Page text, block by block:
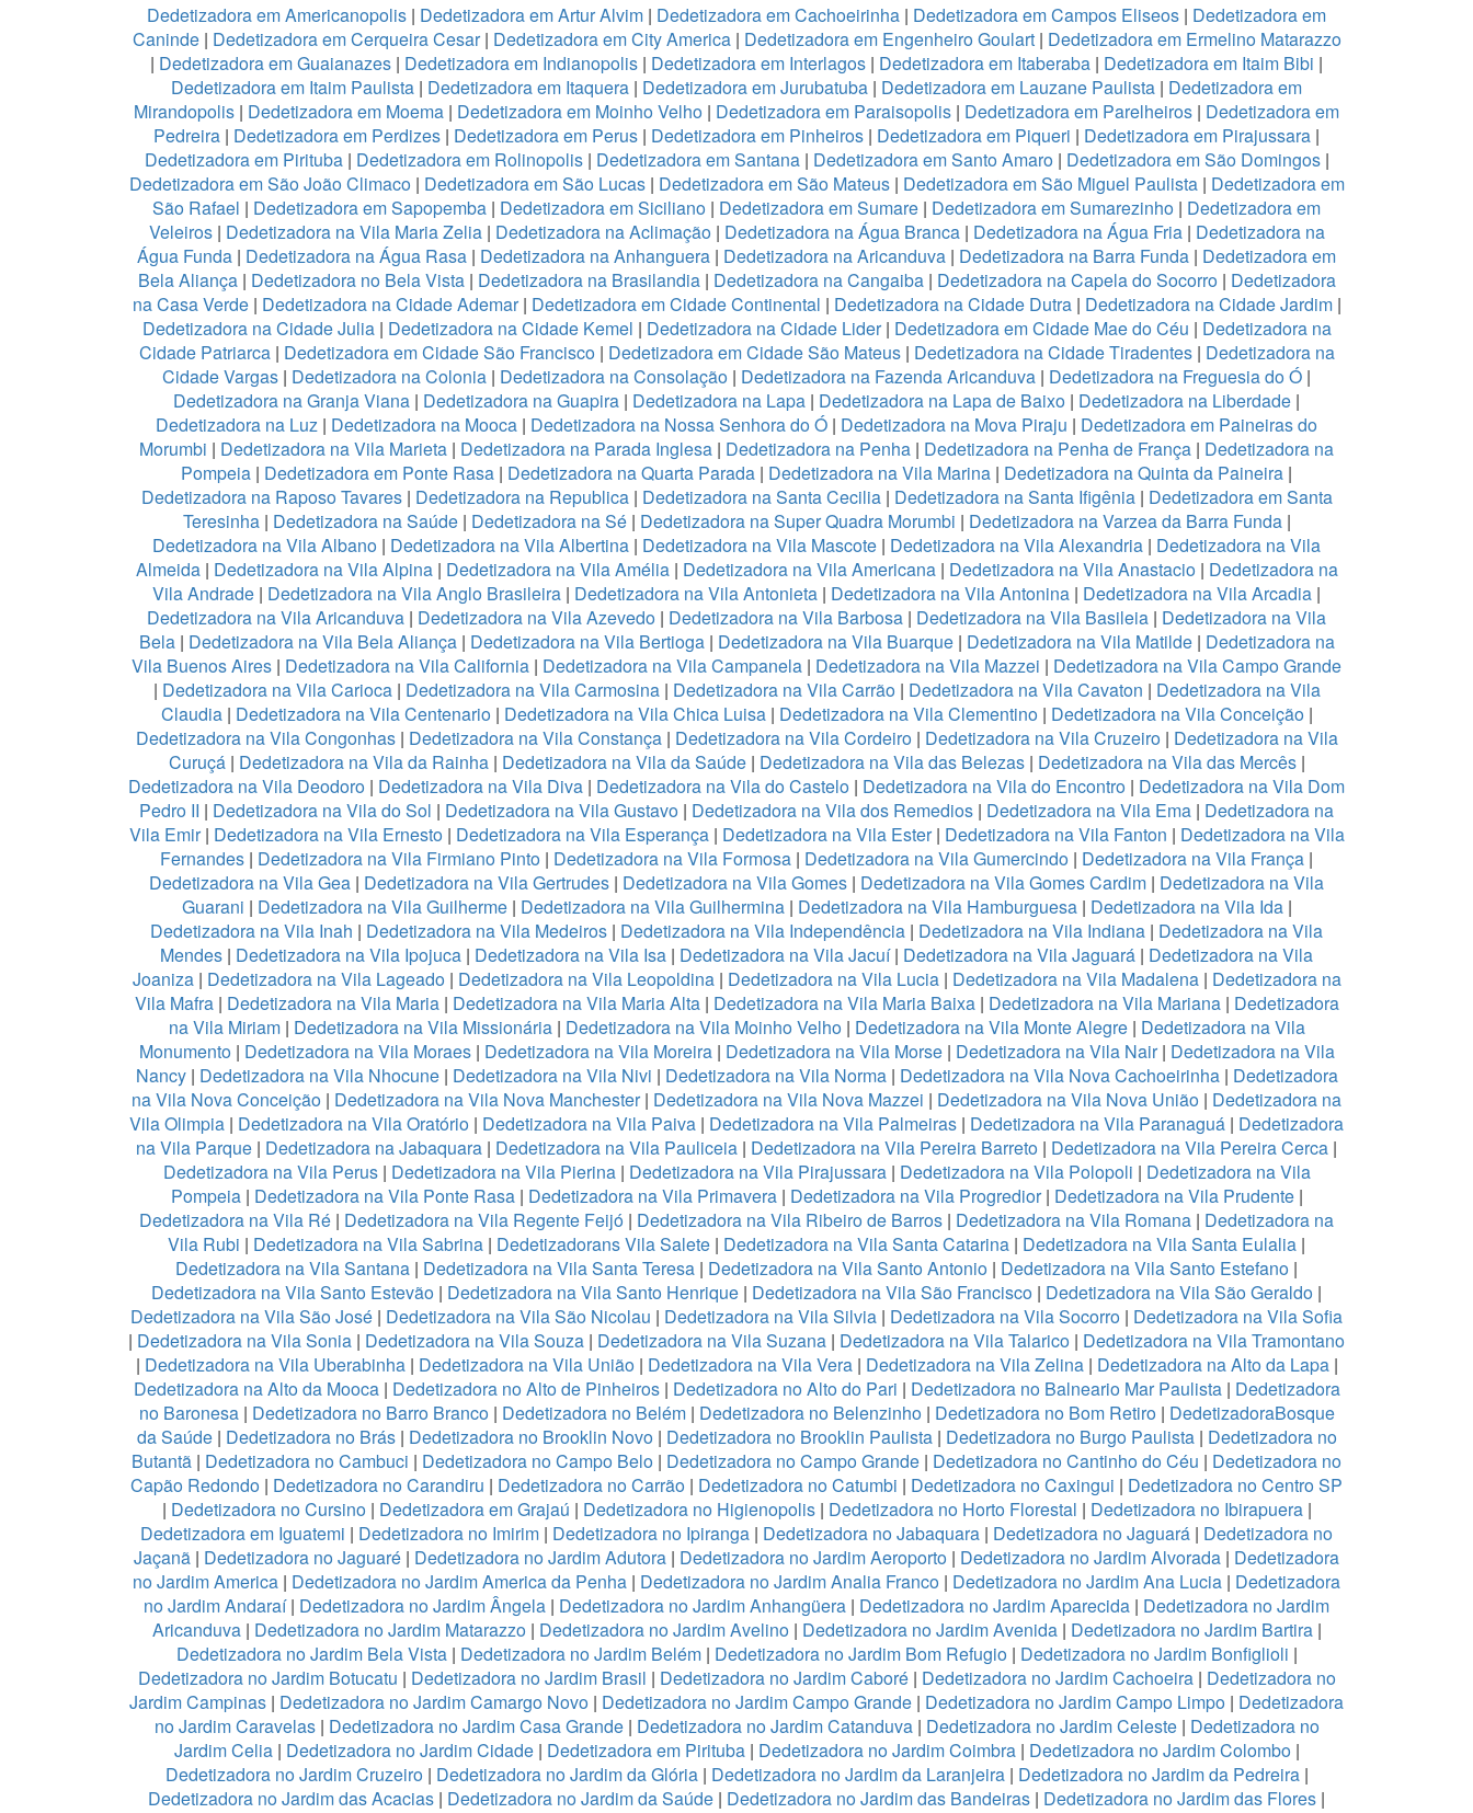
Dedetizadora em Americanopolis | Dedetizadora em Artur Alvim | Dedetizadora em Cachoeirinha | Dedetizadora em Campos Eliseos | Dedetizadora em
Caninde| Dedetizadora em Cerqueira Cesar| Dedetizadora em City America | Dedetizadora em Engenheiro Goulart | Dedetizadora em Ermelino Matarazzo
| Dedetizadora em Guaianazes | Dedetizadora em Indianopolis | Dedetizadora em Interlagos | Dedetizadora em Itaberaba | Dedetizadora em Itaim Bibi |
Dedetizadora em Itaim Paulista | Dedetizadora em Itaquera | Dedetizadora em Jurubatuba | Dedetizadora em Lauzane Paulista | Dedetizadora em
Mirandopolis | Dedetizadora em Moema | Dedetizadora em Moinho Velho | Dedetizadora em Paraisopolis | Dedetizadora em Parelheiros | Dedetizadora em
Pedreira | Dedetizadora em Perdizes | Dedetizadora em Perus | Dedetizadora em Pinheiros | Dedetizadora em Piqueri | Dedetizadora em Pirajussara |
Dedetizadora em Pirituba| Dedetizadora em Rolinopolis| Dedetizadora em Santana| Dedetizadora em Santo Amaro| Dedetizadora em São Domingos|
Dedetizadora em São João Climaco| Dedetizadora em São Lucas| Dedetizadora em São Mateus | Dedetizadora em São Miguel Paulista| Dedetizadora em
São Rafael | Dedetizadora em Sapopemba | Dedetizadora em Siciliano | Dedetizadora em Sumare | Dedetizadora em Sumarezinho | Dedetizadora em
Veleiros| Dedetizadora na Vila Maria Zelia| Dedetizadora na Aclimação| Dedetizadora na Água Branca| Dedetizadora na Água Fria| Dedetizadora na
Água Funda | Dedetizadora na Água Rasa | Dedetizadora na Anhanguera | Dedetizadora na Aricanduva | Dedetizadora na Barra Funda | Dedetizadora em
Bela Aliança | Dedetizadora no Bela Vista| Dedetizadora na Brasilandia| Dedetizadora na Cangaiba| Dedetizadora na Capela do Socorro | Dedetizadora
na Casa Verde| Dedetizadora na Cidade Ademar| Dedetizadora em Cidade Continental | Dedetizadora na Cidade Dutra | Dedetizadora na Cidade Jardim|
Dedetizadora na Cidade Julia | Dedetizadora na Cidade Kemel | Dedetizadora na Cidade Lider| Dedetizadora em Cidade Mae do Céu | Dedetizadora na
Cidade Patriarca| Dedetizadora em Cidade São Francisco | Dedetizadora em Cidade São Mateus| Dedetizadora na Cidade Tiradentes| Dedetizadora na
Cidade Vargas | Dedetizadora na Colonia | Dedetizadora na Consolação | Dedetizadora na Fazenda Aricanduva | Dedetizadora na Freguesia do Ó |
Dedetizadora na Granja Viana | Dedetizadora na Guapira | Dedetizadora na Lapa | Dedetizadora na Lapa de Baixo | Dedetizadora na Liberdade |
Dedetizadora na Luz | Dedetizadora na Mooca | Dedetizadora na Nossa Senhora do Ó | Dedetizadora na Mova Piraju | Dedetizadora em Paineiras do
Morumbi | Dedetizadora na Vila Marieta | Dedetizadora na Parada Inglesa | Dedetizadora na Penha | Dedetizadora na Penha de França | Dedetizadora na
Pompeia | Dedetizadora em Ponte Rasa | Dedetizadora na Quarta Parada | Dedetizadora na Vila Marina | Dedetizadora na Quinta da Paineira |
Dedetizadora na Raposo Tavares| Dedetizadora na Republica| Dedetizadora na Santa Cecilia| Dedetizadora na Santa Ifigênia | Dedetizadora em Santa
Teresinha| Dedetizadora na Saúde| Dedetizadora na Sé| Dedetizadora na Super Quadra Morumbi | Dedetizadora na Varzea da Barra Funda|
Dedetizadora na Vila Albano | Dedetizadora na Vila Albertina | Dedetizadora na Vila Mascote | Dedetizadora na Vila Alexandria | Dedetizadora na Vila
Almeida | Dedetizadora na Vila Alpina | Dedetizadora na Vila Amélia | Dedetizadora na Vila Americana| Dedetizadora na Vila Anastacio| Dedetizadora na
Vila Andrade | Dedetizadora na Vila Anglo Brasileira | Dedetizadora na Vila Antonieta | Dedetizadora na Vila Antonina | Dedetizadora na Vila Arcadia |
Dedetizadora na Vila Aricanduva | Dedetizadora na Vila Azevedo | Dedetizadora na Vila Barbosa | Dedetizadora na Vila Basileia | Dedetizadora na Vila
Bela| Dedetizadora na Vila Bela Aliança| Dedetizadora na Vila Bertioga| Dedetizadora na Vila Buarque| Dedetizadora na Vila Matilde| Dedetizadora na
Vila Buenos Aires | Dedetizadora na Vila California | Dedetizadora na Vila Campanela | Dedetizadora na Vila Mazzei | Dedetizadora na Vila Campo Grande
| Dedetizadora na Vila Carioca| Dedetizadora na Vila Carmosina| Dedetizadora na Vila Carrão| Dedetizadora na Vila Cavaton | Dedetizadora na Vila
Claudia| Dedetizadora na Vila Centenario| Dedetizadora na Vila Chica Luisa | Dedetizadora na Vila Clementino| Dedetizadora na Vila Conceição|
Dedetizadora na Vila Congonhas| Dedetizadora na Vila Constança| Dedetizadora na Vila Cordeiro| Dedetizadora na Vila Cruzeiro | Dedetizadora na Vila
Curuçá | Dedetizadora na Vila da Rainha | Dedetizadora na Vila da Saúde| Dedetizadora na Vila das Belezas| Dedetizadora na Vila das Mercês|
Dedetizadora na Vila Deodoro | Dedetizadora na Vila Diva | Dedetizadora na Vila do Castelo | Dedetizadora na Vila do Encontro | Dedetizadora na Vila Dom
Pedro II | Dedetizadora na Vila do Sol | Dedetizadora na Vila Gustavo | Dedetizadora na Vila dos Remedios | Dedetizadora na Vila Ema | Dedetizadora na
Vila Emir| Dedetizadora na Vila Ernesto| Dedetizadora na Vila Esperança| Dedetizadora na Vila Ester| Dedetizadora na Vila Fanton | Dedetizadora na Vila
Fernandes | Dedetizadora na Vila Firmiano Pinto | Dedetizadora na Vila Formosa | Dedetizadora na Vila Gumercindo | Dedetizadora na Vila França |
Dedetizadora na Vila Gea | Dedetizadora na Vila Gertrudes | Dedetizadora na Vila Gomes | Dedetizadora na Vila Gomes Cardim | Dedetizadora na Vila
Guarani | Dedetizadora na Vila Guilherme| Dedetizadora na Vila Guilhermina| Dedetizadora na Vila Hamburguesa| Dedetizadora na Vila Ida|
Dedetizadora na Vila Inah | Dedetizadora na Vila Medeiros | Dedetizadora na Vila Independência | Dedetizadora na Vila Indiana | Dedetizadora na Vila
Mendes | Dedetizadora na Vila Ipojuca | Dedetizadora na Vila Isa | Dedetizadora na Vila Jacuí| Dedetizadora na Vila Jaguará | Dedetizadora na Vila
Joaniza| Dedetizadora na Vila Lageado| Dedetizadora na Vila Leopoldina| Dedetizadora na Vila Lucia| Dedetizadora na Vila Madalena| Dedetizadora na
Vila Mafra | Dedetizadora na Vila Maria| Dedetizadora na Vila Maria Alta| Dedetizadora na Vila Maria Baixa| Dedetizadora na Vila Mariana| Dedetizadora
na Vila Miriam| Dedetizadora na Vila Missionária| Dedetizadora na Vila Moinho Velho| Dedetizadora na Vila Monte Alegre| Dedetizadora na Vila
Monumento| Dedetizadora na Vila Moraes| Dedetizadora na Vila Moreira| Dedetizadora na Vila Morse| Dedetizadora na Vila Nair| Dedetizadora na Vila
Nancy| Dedetizadora na Vila Nhocune| Dedetizadora na Vila Nivi | Dedetizadora na Vila Norma| Dedetizadora na Vila Nova Cachoeirinha| Dedetizadora
na Vila Nova Conceição | Dedetizadora na Vila Nova Manchester| Dedetizadora na Vila Nova Mazzei | Dedetizadora na Vila Nova União | Dedetizadora na
Vila Olimpia | Dedetizadora na Vila Oratório | Dedetizadora na Vila Paiva | Dedetizadora na Vila Palmeiras | Dedetizadora na Vila Paranaguá | Dedetizadora
na Vila Parque | Dedetizadora na Jabaquara | Dedetizadora na Vila Pauliceia | Dedetizadora na Vila Pereira Barreto | Dedetizadora na Vila Pereira Cerca |
Dedetizadora na Vila Perus| Dedetizadora na Vila Pierina| Dedetizadora na Vila Pirajussara| Dedetizadora na Vila Polopoli | Dedetizadora na Vila
Pompeia| Dedetizadora na Vila Ponte Rasa| Dedetizadora na Vila Primavera| Dedetizadora na Vila Progredior| Dedetizadora na Vila Prudente|
Dedetizadora na Vila Ré | Dedetizadora na Vila Regente Feijó | Dedetizadora na Vila Ribeiro de Barros | Dedetizadora na Vila Romana | Dedetizadora na
Vila Rubi | Dedetizadora na Vila Sabrina | Dedetizadorans Vila Salete | Dedetizadora na Vila Santa Catarina | Dedetizadora na Vila Santa Eulalia |
Dedetizadora na Vila Santana | Dedetizadora na Vila Santa Teresa | Dedetizadora na Vila Santo Antonio | Dedetizadora na Vila Santo Estefano |
Dedetizadora na Vila Santo Estevão | Dedetizadora na Vila Santo Henrique | Dedetizadora na Vila São Francisco | Dedetizadora na Vila São Geraldo |
Dedetizadora na Vila São José | Dedetizadora na Vila São Nicolau | Dedetizadora na Vila Silvia | Dedetizadora na Vila Socorro | Dedetizadora na Vila Sofia
| Dedetizadora na Vila Sonia | Dedetizadora na Vila Souza | Dedetizadora na Vila Suzana | Dedetizadora na Vila Talarico | Dedetizadora na Vila Tramontano
| Dedetizadora na Vila Uberabinha| Dedetizadora na Vila União| Dedetizadora na Vila Vera| Dedetizadora na Vila Zelina| Dedetizadora na Alto da Lapa|
Dedetizadora na Alto da Mooca| Dedetizadora no Alto de Pinheiros| Dedetizadora no Alto do Pari | Dedetizadora no Balneario Mar Paulista| Dedetizadora
no Baronesa| Dedetizadora no Barro Branco| Dedetizadora no Belém| Dedetizadora no Belenzinho| Dedetizadora no Bom Retiro| DedetizadoraBosque
da Saúde| Dedetizadora no Brás| Dedetizadora no Brooklin Novo| Dedetizadora no Brooklin Paulista| Dedetizadora no Burgo Paulista| Dedetizadora no
Butantã | Dedetizadora no Cambuci | Dedetizadora no Campo Belo | Dedetizadora no Campo Grande | Dedetizadora no Cantinho do Céu | Dedetizadora no
Capão Redondo | Dedetizadora no Carandiru | Dedetizadora no Carrão | Dedetizadora no Catumbi | Dedetizadora no Caxingui | Dedetizadora no Centro SP
| Dedetizadora no Cursino| Dedetizadora em Grajaú | Dedetizadora no Higienopolis| Dedetizadora no Horto Florestal | Dedetizadora no Ibirapuera|
Dedetizadora em Iguatemi | Dedetizadora no Imirim | Dedetizadora no Ipiranga | Dedetizadora no Jabaquara | Dedetizadora no Jaguará | Dedetizadora no
Jaçanã | Dedetizadora no Jaguaré | Dedetizadora no Jardim Adutora | Dedetizadora no Jardim Aeroporto | Dedetizadora no Jardim Alvorada | Dedetizadora
no Jardim America | Dedetizadora no Jardim America da Penha | Dedetizadora no Jardim Analia Franco | Dedetizadora no Jardim Ana Lucia | Dedetizadora
no Jardim Andaraí| Dedetizadora no Jardim Ângela | Dedetizadora no Jardim Anhangüera | Dedetizadora no Jardim Aparecida | Dedetizadora no Jardim
Aricanduva| Dedetizadora no Jardim Matarazzo| Dedetizadora no Jardim Avelino| Dedetizadora no Jardim Avenida| Dedetizadora no Jardim Bartira|
Dedetizadora no Jardim Bela Vista| Dedetizadora no Jardim Belém| Dedetizadora no Jardim Bom Refugio| Dedetizadora no Jardim Bonfiglioli |
Dedetizadora no Jardim Botucatu | Dedetizadora no Jardim Brasil | Dedetizadora no Jardim Caboré| Dedetizadora no Jardim Cachoeira| Dedetizadora no
Jardim Campinas | Dedetizadora no Jardim Camargo Novo | Dedetizadora no Jardim Campo Grande | Dedetizadora no Jardim Campo Limpo | Dedetizadora
no Jardim Caravelas| Dedetizadora no Jardim Casa Grande| Dedetizadora no Jardim Catanduva| Dedetizadora no Jardim Celeste| Dedetizadora no
Jardim Celia| Dedetizadora no Jardim Cidade| Dedetizadora em Pirituba| Dedetizadora no Jardim Coimbra| Dedetizadora no Jardim Colombo|
Dedetizadora no Jardim Cruzeiro| Dedetizadora no Jardim da Glória| Dedetizadora no Jardim da Laranjeira| Dedetizadora no Jardim da Pedreira|
Dedetizadora no Jardim das Acacias | Dedetizadora no Jardim da Saúde | Dedetizadora no Jardim das Bandeiras | Dedetizadora no Jardim das Flores |